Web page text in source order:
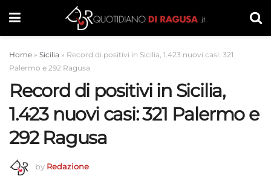
Home » Sicilia » Record di positivi in Sicilia, 1.423 nuovi casi: 321
Palermo e 292 Ragusa
Record di positivi in Sicilia,
1.423 nuovi casi: 321 Palermo e
292 Ragusa
by Redazione